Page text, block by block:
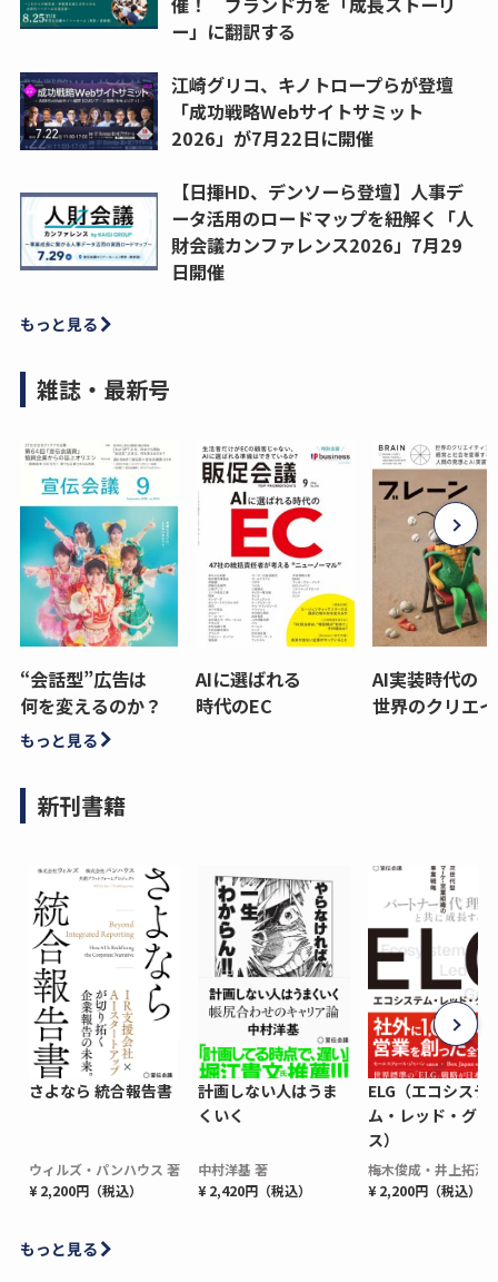
ー」に翻訳する
江崎グリコ、キノトロープらが登壇
「成功戦略Webサイトサミット
2026」が7月22日に開催
【日揮HD、デンソーら登壇】人事デ
ータ活用のロードマップを紐解く「人
財会議カンファレンス2026」7月29
日開催
もっと見る
雑誌・最新号
“会話型”広告は
何を変えるのか？
AIに選ばれる
時代のEC
AI実装時代の
世界のクリエ
もっと見る
新刊書籍
さよなら 統合報告書
ウィルズ・パンハウス 著
¥ 2,200円（税込）
計画しない人はうま
くいく
中村洋基 著
¥ 2,420円（税込）
ELG（エコシステ
ム・レッド・グロ
ス）
梅木俊成・井上拓海
¥ 2,200円（税込）
もっと見る